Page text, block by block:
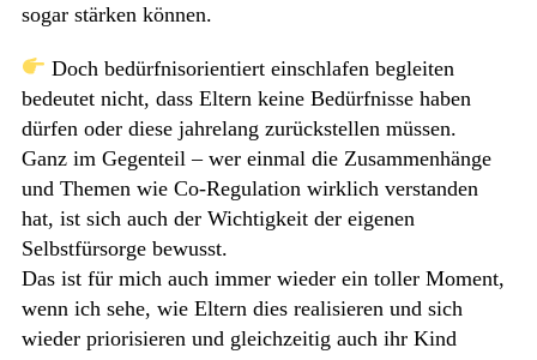
sogar stärken können.
Doch bedürfnisorientiert einschlafen begleiten
bedeutet nicht, dass Eltern keine Bedürfnisse haben
dürfen oder diese jahrelang zurückstellen müssen.
Ganz im Gegenteil – wer einmal die Zusammenhänge
und Themen wie Co-Regulation wirklich verstanden
hat, ist sich auch der Wichtigkeit der eigenen
Selbstfürsorge bewusst.
Das ist für mich auch immer wieder ein toller Moment,
wenn ich sehe, wie Eltern dies realisieren und sich
wieder priorisieren und gleichzeitig auch ihr Kind